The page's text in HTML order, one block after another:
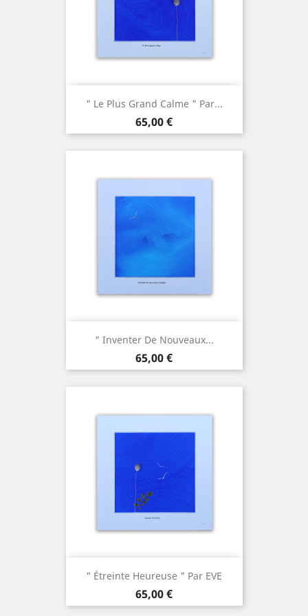
" Le Plus Grand Calme " Par...
Prix
65,00 €
" Inventer De Nouveaux...
Prix
65,00 €
" Étreinte Heureuse " Par EVE
Prix
65,00 €